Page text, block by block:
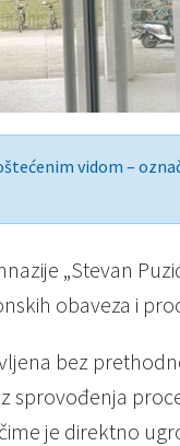
vidom –
„Stevan
obaveza i
bez
sprovođenja
je direktno